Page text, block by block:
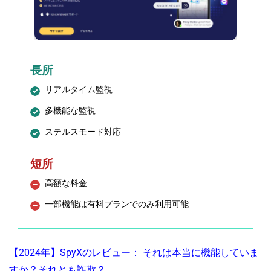
長所
リアルタイム監視
多機能な監視
ステルスモード対応
短所
高額な料金
一部機能は有料プランでのみ利用可能
【2024年】SpyXのレビュー： それは本当に機能していま